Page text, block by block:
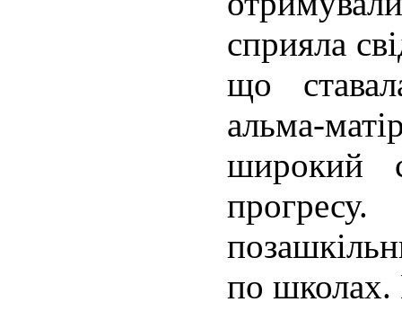
сприяла
що
альма-
широкий
по